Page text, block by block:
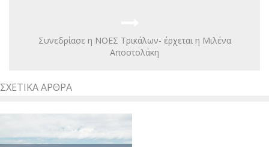
Συνεδρίασε η ΝΟΕΣ Τρικάλων- έρχεται η Μιλένα
Αποστολάκη
ΣΧΕΤΙΚΆ ΆΡΘΡΑ